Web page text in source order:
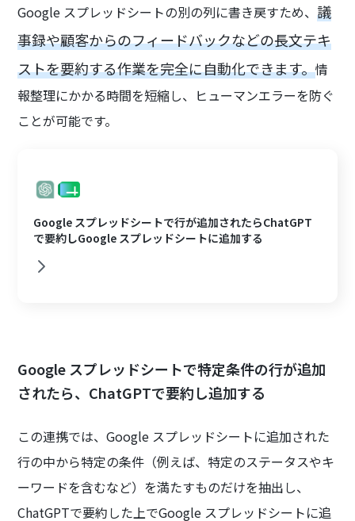
Google スプレッドシートの別の列に書き戻すため、議
事録や顧客からのフィードバックなどの長文テキ
ストを要約する作業を完全に自動化できます。情
報整理にかかる時間を短縮し、ヒューマンエラーを防ぐ
ことが可能です。
Google スプレッドシートで行が追加されたらChatGPT
で要約しGoogle スプレッドシートに追加する
Google スプレッドシートで特定条件の行が追加
されたら、ChatGPTで要約し追加する
この連携では、Google スプレッドシートに追加された
行の中から特定の条件（例えば、特定のステータスやキ
ーワードを含むなど）を満たすものだけを抽出し、
ChatGPTで要約した上でGoogle スプレッドシートに追